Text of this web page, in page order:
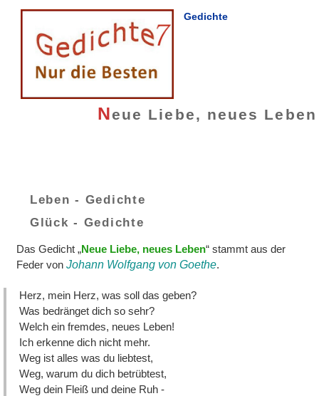
Gedichte
Neue Liebe, neues Leben
Leben - Gedichte
Glück - Gedichte
Das Gedicht „Neue Liebe, neues Leben“ stammt aus der
Feder vonJohann Wolfgang von Goethe.
Herz, mein Herz, was soll das geben?
Was bedränget dich so sehr?
Welch ein fremdes, neues Leben!
Ich erkenne dich nicht mehr.
Weg ist alles was du liebtest,
Weg, warum du dich betrübtest,
Weg dein Fleiß und deine Ruh -